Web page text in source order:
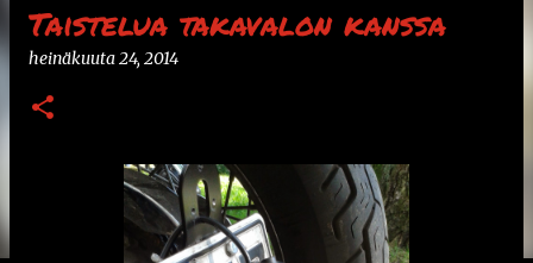
Taistelua takavalon kanssa
heinäkuuta 24, 2014